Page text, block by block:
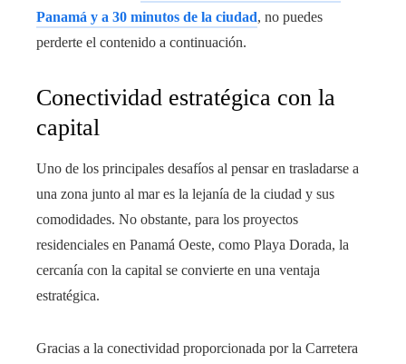
Panamá y a 30 minutos de la ciudad, no puedes
perderte el contenido a continuación.
Conectividad estratégica con la
capital
Uno de los principales desafíos al pensar en trasladarse a
una zona junto al mar es la lejanía de la ciudad y sus
comodidades. No obstante, para los proyectos
residenciales en Panamá Oeste, como Playa Dorada, la
cercanía con la capital se convierte en una ventaja
estratégica.
Gracias a la conectividad proporcionada por la Carretera